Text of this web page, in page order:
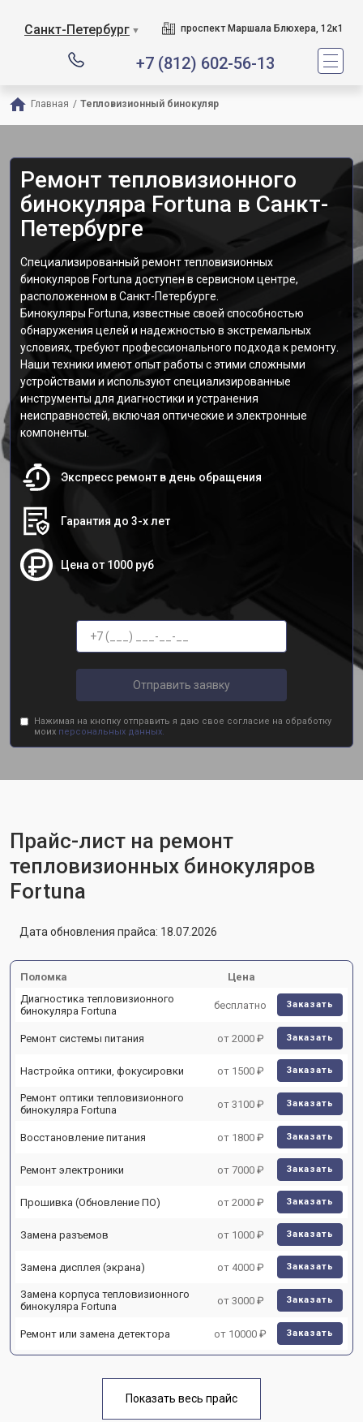
Санкт-Петербург ▼ проспект Маршала Блюхера, 12к1
+7 (812) 602-56-13
Главная / Тепловизионный бинокуляр
Ремонт тепловизионного
бинокуляра Fortuna в Санкт-
Петербурге
Специализированный ремонт тепловизионных
бинокуляров Fortuna доступен в сервисном центре,
расположенном в Санкт-Петербурге.
Бинокуляры Fortuna, известные своей способностью
обнаружения целей и надежностью в экстремальных
условиях, требуют профессионального подхода к ремонту.
Наши техники имеют опыт работы с этими сложными
устройствами и используют специализированные
инструменты для диагностики и устранения
неисправностей, включая оптические и электронные
компоненты.
Экспресс ремонт в день обращения
Гарантия до 3-х лет
Цена от 1000 руб
Отправить заявку
Нажимая на кнопку отправить я даю свое согласие на обработку
моих персональных данных.
Прайс-лист на ремонт
тепловизионных бинокуляров
Fortuna
Дата обновления прайса: 18.07.2026
Поломка
Цена
Диагностика тепловизионного
бинокуляра Fortuna
бесплатно Заказать
Ремонт системы питания от 2000 ₽ Заказать
Настройка оптики, фокусировки от 1500 ₽ Заказать
Ремонт оптики тепловизионного
бинокуляра Fortuna
от 3100 ₽ Заказать
Восстановление питания от 1800 ₽ Заказать
Ремонт электроники от 7000 ₽ Заказать
Прошивка (Обновление ПО) от 2000 ₽ Заказать
Замена разъемов от 1000 ₽ Заказать
Замена дисплея (экрана) от 4000 ₽ Заказать
Замена корпуса тепловизионного
бинокуляра Fortuna
от 3000 ₽ Заказать
Ремонт или замена детектора от 10000 ₽ Заказать
Показать весь прайс